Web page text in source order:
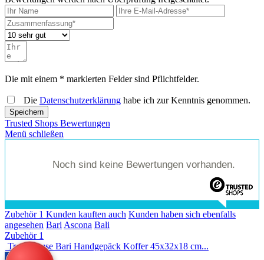
Die mit einem * markierten Felder sind Pflichtfelder.
Die Datenschutzerklärung habe ich zur Kenntnis genommen.
Speichern
Trusted Shops Bewertungen
Menü schließen
Noch sind keine Bewertungen vorhanden.
Zubehör 1 Kunden kauften auch Kunden haben sich ebenfalls
angesehen Bari Ascona Bali
Zubehör 1
Travelhouse Bari Handgepäck Koffer 45x32x18 cm...